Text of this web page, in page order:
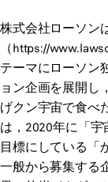
株式会社ローソン
（https://
テーマにローソン
ョン企画を展開し
げクン宇宙で食べ
は，2020年に「
目標にしている「
一般から募集する